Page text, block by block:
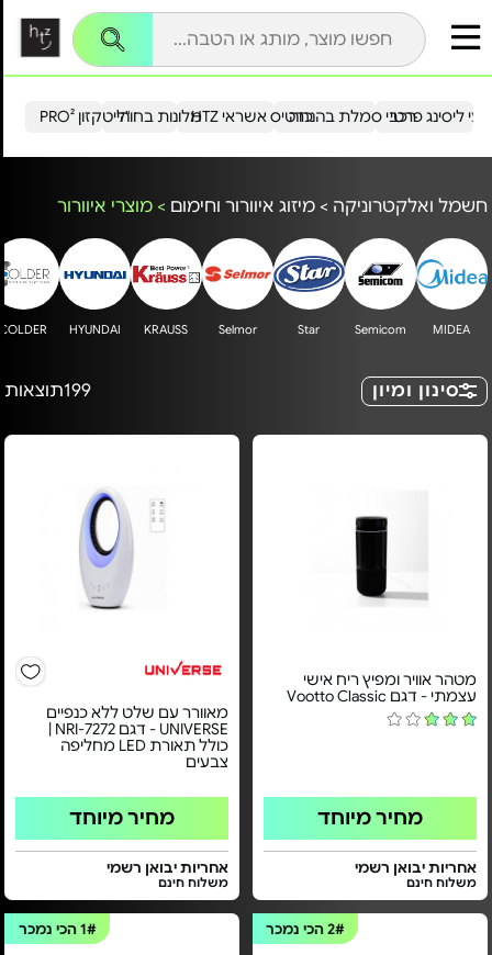
הייטקזון PRO²מלונות בחו"ל כרטיס אשראי HTZ ליסינג פרטירכבי סמלת בהנחה
חשמל ואלקטרוניקה > מיזוג איוורור וחימום > מוצרי איוורור
MIDEA
Semicom
Star
Selmor
KRAUSS
HYUNDAI
COLDER
סינון ומיון 199תוצאות
מטהר אוויר ומפיץ ריח אישי
עצמתי - דגם Vootto Classic
מחיר מיוחד
אחריות יבואן רשמי
משלוח חינם
מאוורר עם שלט ללא כנפיים
UNIVERSE - דגם NRI-7272 |
כולל תאורת LED מחליפה
צבעים
מחיר מיוחד
אחריות יבואן רשמי
משלוח חינם
2#הכי נמכר 1#הכי נמכר